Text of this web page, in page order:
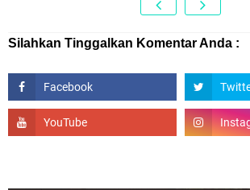
Silahkan Tinggalkan Komentar Anda :